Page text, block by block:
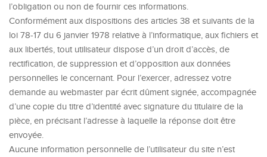
l’obligation ou non de fournir ces informations.
Conformément aux dispositions des articles 38 et suivants de la
loi 78-17 du 6 janvier 1978 relative à l’informatique, aux fichiers et
aux libertés, tout utilisateur dispose d’un droit d’accès, de
rectification, de suppression et d’opposition aux données
personnelles le concernant. Pour l’exercer, adressez votre
demande au webmaster par écrit dûment signée, accompagnée
d’une copie du titre d’identité avec signature du titulaire de la
pièce, en précisant l’adresse à laquelle la réponse doit être
envoyée.
Aucune information personnelle de l’utilisateur du site n’est